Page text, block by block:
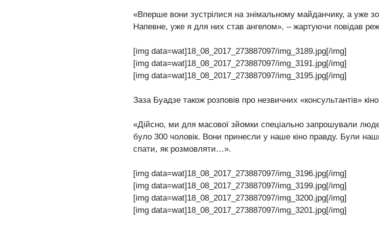
«Вперше вони зустрілися на знімальному майданчику, а уже
Напевне, уже я для них став ангелом», – жартуючи повідав
[img data=wat]18_08_2017_273887097/img_3189.jpg[/img]
[img data=wat]18_08_2017_273887097/img_3191.jpg[/img]
[img data=wat]18_08_2017_273887097/img_3195.jpg[/img]
Заза Буадзе також розповів про незвичних «консультантів»
«Дійсно, ми для масової зйомки спеціально запрошували
було 300 чоловік. Вони принесли у наше кіно правду. Були
спати, як розмовляти…».
[img data=wat]18_08_2017_273887097/img_3196.jpg[/img]
[img data=wat]18_08_2017_273887097/img_3199.jpg[/img]
[img data=wat]18_08_2017_273887097/img_3200.jpg[/img]
[img data=wat]18_08_2017_273887097/img_3201.jpg[/img]